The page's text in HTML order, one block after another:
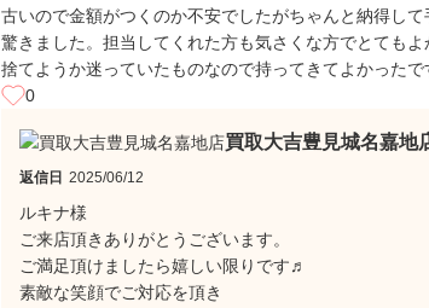
古いので金額がつくのか不安でしたがちゃんと納得して
驚きました。担当してくれた方も気さくな方でとてもよ
捨てようか迷っていたものなので持ってきてよかったで
0
買取大吉豊見城名嘉地
返信日 2025/06/12
ルキナ様
ご来店頂きありがとうございます。
ご満足頂けましたら嬉しい限りです♬
素敵な笑顔でご対応を頂き